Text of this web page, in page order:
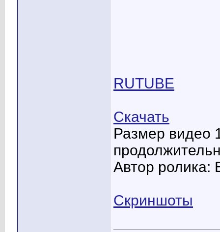
RUTUBE
Скачать
Размер видео
Автор ролика:
Скриншоты